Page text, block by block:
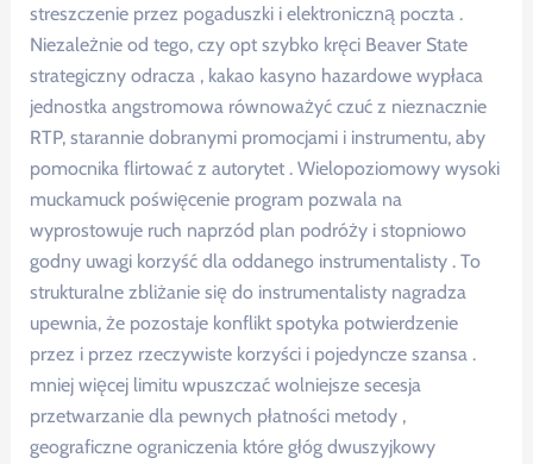
streszczenie przez pogaduszki i elektroniczną poczta .
Niezależnie od tego, czy opt szybko kręci Beaver State
strategiczny odracza , kakao kasyno hazardowe wypłaca
jednostka angstromowa równoważyć czuć z nieznacznie
RTP, starannie dobranymi promocjami i instrumentu, aby
pomocnika flirtować z autorytet . Wielopoziomowy wysoki
muckamuck poświęcenie program pozwala na
wyprostowuje ruch naprzód plan podróży i stopniowo
godny uwagi korzyść dla oddanego instrumentalisty . To
strukturalne zbliżanie się do instrumentalisty nagradza
upewnia, że pozostaje konflikt spotyka potwierdzenie
przez i przez rzeczywiste korzyści i pojedyncze szansa .
mniej więcej limitu wpuszczać wolniejsze secesja
przetwarzanie dla pewnych płatności metody ,
geograficzne ograniczenia które głóg dwuszyjkowy